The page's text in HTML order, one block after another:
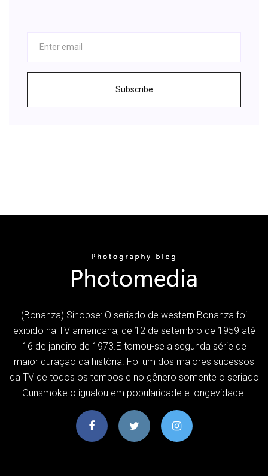
Subscribe
(Bonanza) Sinopse: O seriado de western Bonanza foi
exibido na TV americana, de 12 de setembro de 1959 até
16 de janeiro de 1973.E tornou-se a segunda série de
maior duração da história. Foi um dos maiores sucessos
da TV de todos os tempos e no gênero somente o seriado
Gunsmoke o igualou em popularidade e longevidade.